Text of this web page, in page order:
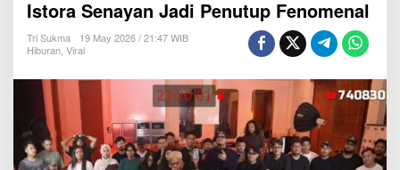
p
o
n
S
e
Istora Senayan Jadi Penutup Fenomenal
Tri Sukma
19 May 2026 / 21:47 WIB
Hiburan Viral